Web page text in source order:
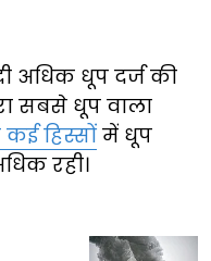
अधिक धूप दर्ज की
सबसे धूप वाला
कई हिस्सोंमें धूप
रही।